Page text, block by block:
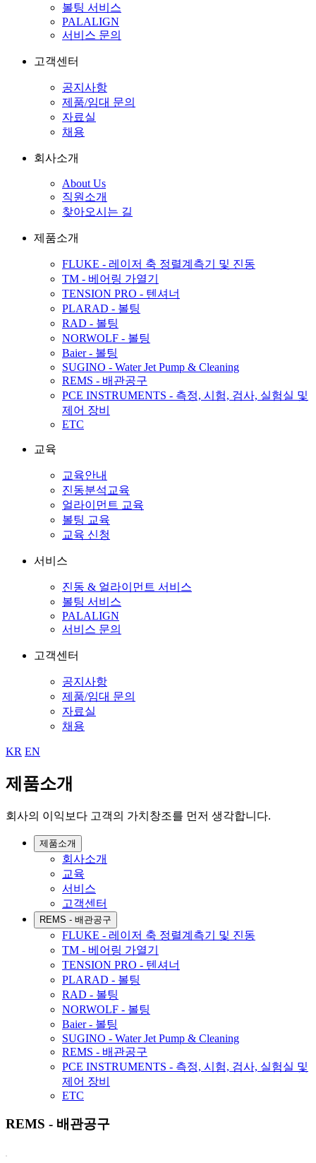
볼팅 서비스
PALALIGN
서비스 문의
고객센터
공지사항
제품/임대 문의
자료실
채용
회사소개
About Us
직원소개
찾아오시는 길
제품소개
FLUKE - 레이저 축 정렬계측기 및 진동
TM - 베어링 가열기
TENSION PRO - 텐셔너
PLARAD - 볼팅
RAD - 볼팅
NORWOLF - 볼팅
Baier - 볼팅
SUGINO - Water Jet Pump & Cleaning
REMS - 배관공구
PCE INSTRUMENTS - 측정, 시험, 검사, 실험실 및
제어 장비
ETC
교육
교육안내
진동분석교육
얼라이먼트 교육
볼팅 교육
교육 신청
서비스
진동 & 얼라이먼트 서비스
볼팅 서비스
PALALIGN
서비스 문의
고객센터
공지사항
제품/임대 문의
자료실
채용
KR EN
제품소개
회사의 이익보다 고객의 가치창조를 먼저 생각합니다.
제품소개
회사소개
교육
서비스
고객센터
REMS - 배관공구
FLUKE - 레이저 축 정렬계측기 및 진동
TM - 베어링 가열기
TENSION PRO - 텐셔너
PLARAD - 볼팅
RAD - 볼팅
NORWOLF - 볼팅
Baier - 볼팅
SUGINO - Water Jet Pump & Cleaning
REMS - 배관공구
PCE INSTRUMENTS - 측정, 시험, 검사, 실험실 및
제어 장비
ETC
REMS - 배관공구